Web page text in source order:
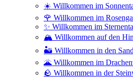
☀️ Willkommen im
🌹 Willkommen im
✨ Willkommen im
🏔️ Willkommen auf den
🏜️ Willkommen in den
🌋 Willkommen im
🪨 Willkommen in der